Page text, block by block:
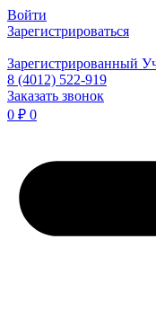
Войти
Зарегистрироваться
Зарегистрированный
8 (4012) 522-919
Заказать звонок
0 ₽ 0